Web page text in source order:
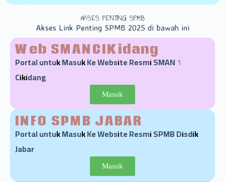
AKSES PENTING SPMB
Akses Link Penting SPMB 2025 di bawah ini
Web SMANCIKidang
Portal untuk Masuk Ke Website Resmi SMAN 1
Cikidang
Masuk
INFO SPMB JABAR
Portal untuk Masuk Ke Website Resmi SPMB Disdik
Jabar
Masuk